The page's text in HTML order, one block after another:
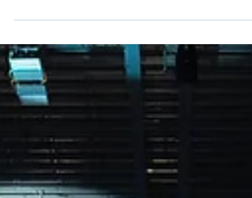
蒙古隊 衛冕之師中國隊登場
敗韓國隊
【2025年8月27日，香港】由中國香港排球總會主
辦之「2025亞洲東區女子排球錦標賽」，今日 （8
月27日）在香港伊利沙伯體育館舉行第二日賽事。
位處A組的中國香港隊在主場球迷吶喊助威下，首
激戰五局以 3：2 反勝蒙古隊，篤定出線四強，明